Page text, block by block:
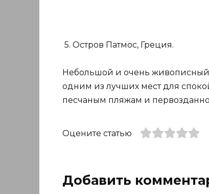
5. Остров Патмос, Греция.
Небольшой и очень живописный
одним из лучших мест для
песчаным пляжам и
Оцените статью
Добавить